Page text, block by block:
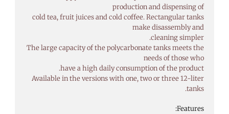
production and dispensing of
cold tea, fruit juices and cold coffee. Rectangular tanks
make disassembly and
cleaning simpler.
The large capacity of the polycarbonate tanks meets the
needs of those who
have a high daily consumption of the product.
Available in the versions with one, two or three 12-liter
tanks.
Features: